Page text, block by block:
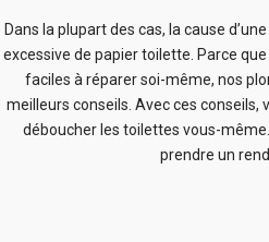
Dans la plupart des cas, la cause
excessive de papier toilette. Parce
faciles à réparer soi-même, nos
meilleurs conseils. Avec ces conseils,
déboucher les toilettes vous-
prendre un